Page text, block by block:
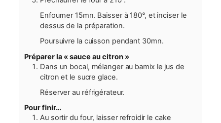
Enfourner 15mn. Baisser à 180°, et inciser le
dessus de la préparation.
Poursuivre la cuisson pendant 30mn.
Préparer la « sauce au citron »
Dans un bocal, mélanger au bamix le jus de
citron et le sucre glace.
Réserver au réfrigérateur.
Pour finir…
Au sortir du four, laisser refroidir le cake